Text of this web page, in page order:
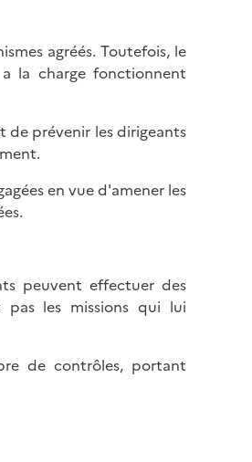
agréés. Toutefois, le
la charge fonctionnent
prévenir les dirigeants
en vue d'amener les
peuvent effectuer des
les missions qui lui
de contrôles, portant